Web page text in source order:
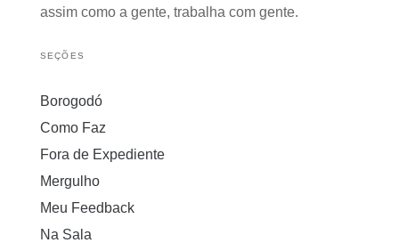
assim como a gente, trabalha com gente.
SEÇÕES
Borogodó
Como Faz
Fora de Expediente
Mergulho
Meu Feedback
Na Sala